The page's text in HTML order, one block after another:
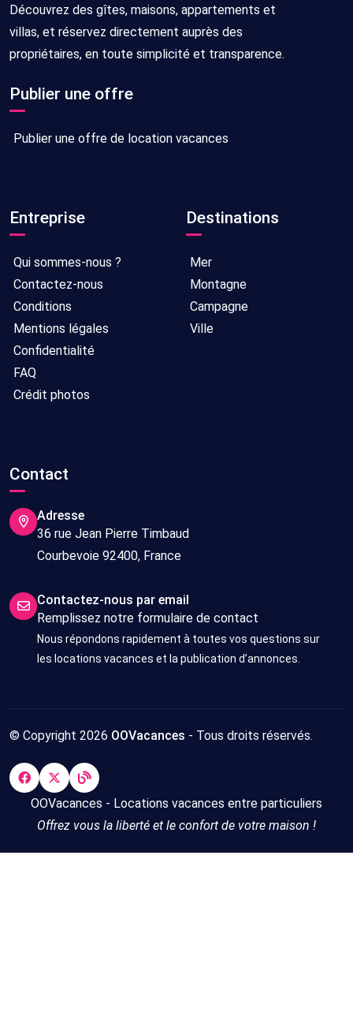
Découvrez des gîtes, maisons, appartements et
villas, et réservez directement auprès des
propriétaires, en toute simplicité et transparence.
Publier une offre
Publier une offre de location vacances
Entreprise
Qui sommes-nous ?
Contactez-nous
Conditions
Mentions légales
Confidentialité
FAQ
Crédit photos
Destinations
Mer
Montagne
Campagne
Ville
Contact
Adresse
36 rue Jean Pierre Timbaud
Courbevoie 92400, France
Contactez-nous par email
Remplissez notre formulaire de contact
Nous répondons rapidement à toutes vos questions sur
les locations vacances et la publication d’annonces.
© Copyright 2026 OOVacances - Tous droits réservés.
OOVacances - Locations vacances entre particuliers
Offrez vous la liberté et le confort de votre maison !